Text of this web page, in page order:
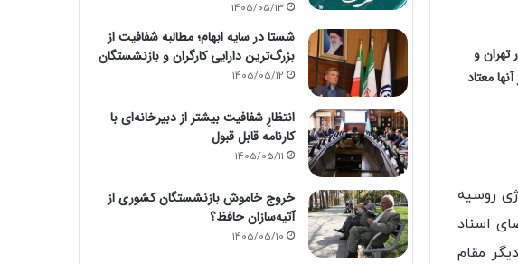
تهران و
معتاد
روسیه
اسناد
مقام
1405/05/13
شستا در سایه ابهام؛ مطالبه شفافیت از
بزرگ‌ترین دارایی کارگران و بازنشستگان
1405/05/12
انتظارِ شفافیت بیشتر از دبیرخانه‌ای با
کارنامه قابل قبول
1405/05/11
خروج خاموش بازنشستگان کشوری از
آتیه‌سازان حافظ؟
1405/05/10